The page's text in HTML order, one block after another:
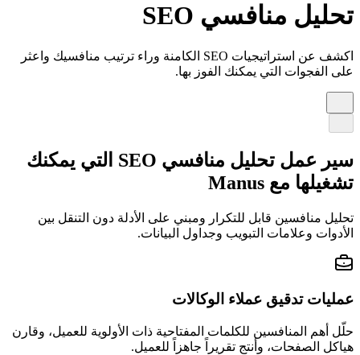
تحليل منافسي SEO
اكشف عن استراتيجيات SEO الكامنة وراء ترتيب منافسيك واعثر
على الفجوات التي يمكنك الفوز بها.
سير عمل تحليل منافسي SEO التي يمكنك
تشغيلها مع Manus
تحليل منافسين قابل للتكرار ومبني على الأدلة دون التنقل بين
الأدوات وعلامات التبويب وجداول البيانات.
عمليات تدقيق عملاء الوكالات
حلّل أهم المنافسين للكلمات المفتاحية ذات الأولوية للعميل، وقارن
هياكل الصفحات، وأنتج تقريراً جاهزاً للعميل.